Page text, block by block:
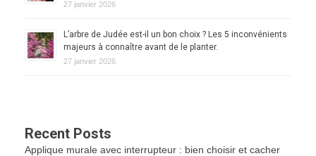
27 janvier 2026
L’arbre de Judée est-il un bon choix ? Les 5 inconvénients
majeurs à connaître avant de le planter.
27 janvier 2026
Recent Posts
Applique murale avec interrupteur : bien choisir et cacher